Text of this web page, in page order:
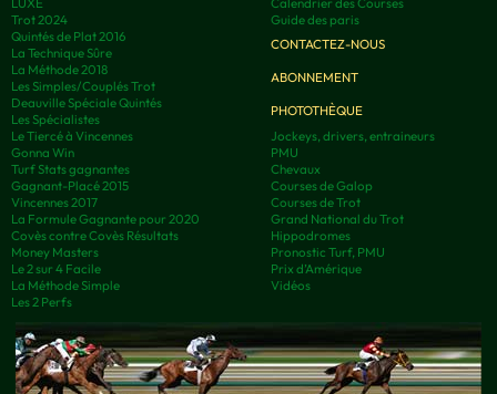
Trot 2024
Quintés de Plat 2016
La Technique Sûre
La Méthode 2018
Les Simples/Couplés Trot
Deauville Spéciale Quintés
Les Spécialistes
Le Tiercé à Vincennes
Gonna Win
Turf Stats gagnantes
Gagnant-Placé 2015
Vincennes 2017
La Formule Gagnante pour 2020
Covès contre Covès Résultats
Money Masters
Le 2 sur 4 Facile
La Méthode Simple
Les 2 Perfs
Guide des paris
CONTACTEZ-NOUS
ABONNEMENT
PHOTOTHÈQUE
Jockeys, drivers, entraineurs
PMU
Chevaux
Courses de Galop
Courses de Trot
Grand National du Trot
Hippodromes
Pronostic Turf, PMU
Prix d’Amérique
Vidéos